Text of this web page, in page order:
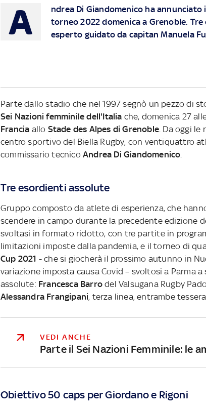
A
ndrea Di Giandomenico ha
torneo 2022 domenica a Grenoble.
esperto guidato da capitan Manuela
Parte dallo stadio che nel 1997 segnò un pezzo di
Sei Nazioni femminile dell'Italia che, domenica 27
Francia allo Stade des Alpes di Grenoble. Da oggi le
centro sportivo del Biella Rugby, con ventiquattro
commissario tecnico Andrea Di Giandomenico
Tre esordienti assolute
Gruppo composto da atlete di esperienza, che
scendere in campo durante la precedente edizione
svoltasi in formato ridotto, con tre partite in
limitazioni imposte dalla pandemia, e il torneo di
Cup 2021 - che si giocherà il prossimo autunno in
variazione imposta causa Covid – svoltosi a Parma a
assolute: Francesca Barrodel Valsugana Rugby
Alessandra Frangipani, terza linea, entrambe
VEDI ANCHE
Parte il Sei Nazioni Femminile: le
Obiettivo 50 caps per Giordano e Rigoni